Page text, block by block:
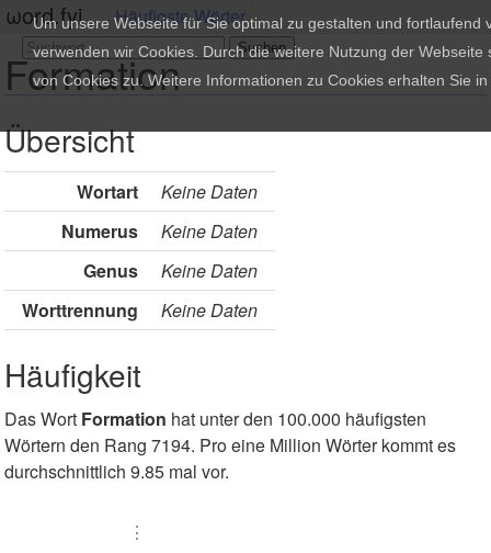
ωord.fyi Häufigste Wörter
Formation
Übersicht
Wortart
Keine Daten
Numerus
Keine Daten
Genus
Keine Daten
Worttrennung
Keine Daten
Häufigkeit
Das Wort Formation hat unter den 100.000 häufigsten
Wörtern den Rang 7194. Pro eine Million Wörter kommt es
durchschnittlich 9.85 mal vor.
⋮
Um unsere Webseite für Sie optimal zu gestalten und fortlaufend
verwenden wir Cookies. Durch die weitere Nutzung der Webseite
von Cookies zu. Weitere Informationen zu Cookies erhalten Sie